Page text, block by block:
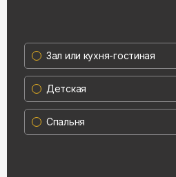
Зал или кухня-гостиная
Детская
Спальня